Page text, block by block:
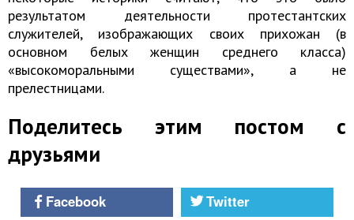
результатом деятельности протестантских
служителей, изображающих своих прихожан (в
основном белых женщин среднего класса)
«высокоморальными существами», а не
прелестницами.
Поделитесь этим постом с
друзьями
Facebook
Twitter